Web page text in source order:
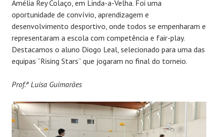
Amélia Rey Colaço, em Linda-a-Velha. Foi uma
oportunidade de convívio, aprendizagem e
desenvolvimento desportivo, onde todos se empenharam e
representaram a escola com competência e fair-play.
Destacamos o aluno Diogo Leal, selecionado para uma das
equipas “Rising Stars” que jogaram no final do torneio.
Prof.ª Luísa Guimarães